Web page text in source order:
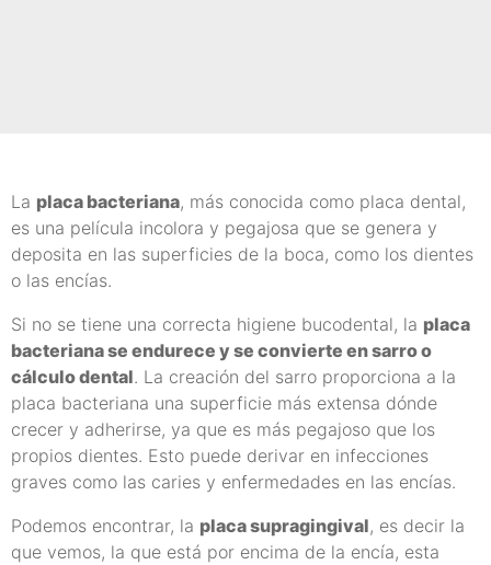
La placa bacteriana, más conocida como placa dental,
es una película incolora y pegajosa que se genera y
deposita en las superficies de la boca, como los dientes
o las encías.
Si no se tiene una correcta higiene bucodental, la placa
bacteriana se endurece y se convierte en sarro o
cálculo dental. La creación del sarro proporciona a la
placa bacteriana una superficie más extensa dónde
crecer y adherirse, ya que es más pegajoso que los
propios dientes. Esto puede derivar en infecciones
graves como las caries y enfermedades en las encías.
Podemos encontrar, la placa supragingival, es decir la
que vemos, la que está por encima de la encía, esta